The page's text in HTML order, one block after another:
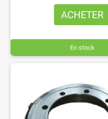
ACHETER
En stock